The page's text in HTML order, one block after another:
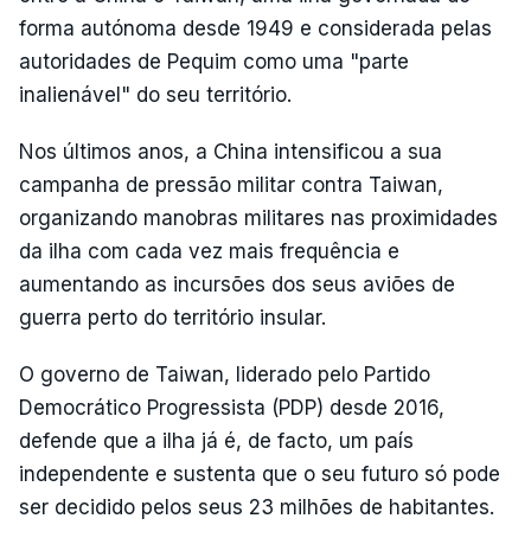
forma autónoma desde 1949 e considerada pelas
autoridades de Pequim como uma "parte
inalienável" do seu território.
Nos últimos anos, a China intensificou a sua
campanha de pressão militar contra Taiwan,
organizando manobras militares nas proximidades
da ilha com cada vez mais frequência e
aumentando as incursões dos seus aviões de
guerra perto do território insular.
O governo de Taiwan, liderado pelo Partido
Democrático Progressista (PDP) desde 2016,
defende que a ilha já é, de facto, um país
independente e sustenta que o seu futuro só pode
ser decidido pelos seus 23 milhões de habitantes.